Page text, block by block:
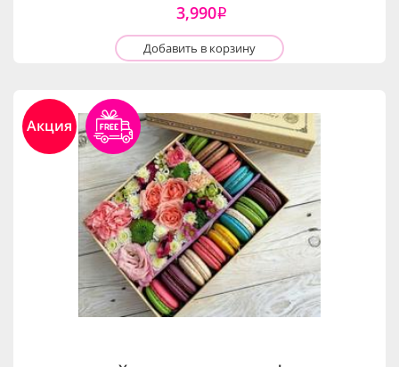
3,990i
Добавить в корзину
Акция